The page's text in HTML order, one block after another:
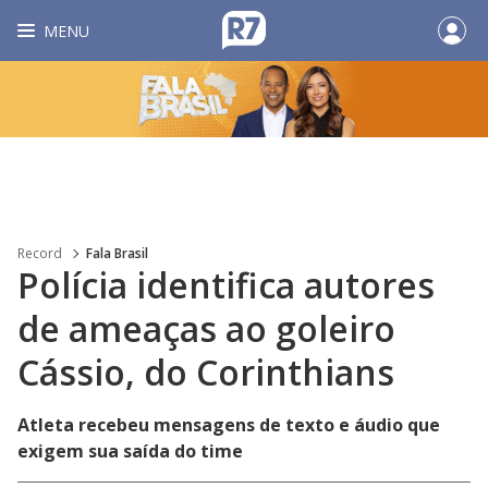
MENU
Record Fala Brasil
Polícia identifica autores
de ameaças ao goleiro
Cássio, do Corinthians
Atleta recebeu mensagens de texto e áudio que
exigem sua saída do time